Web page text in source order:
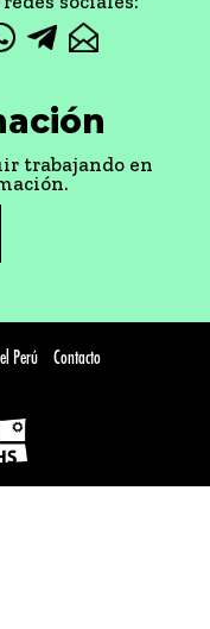
trabajando en
Perú Contacto